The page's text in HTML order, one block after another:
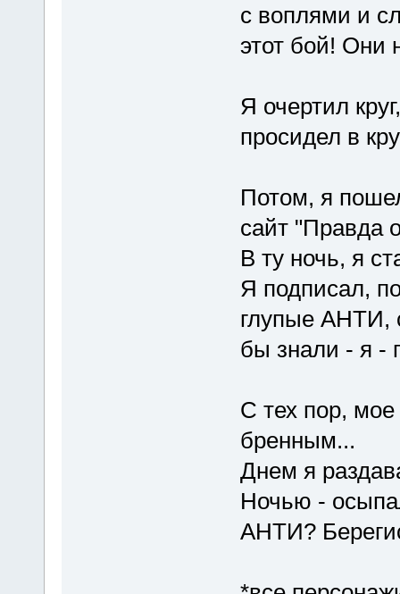
с воплями и
этот бой! Они
Я очертил
просидел в
Потом, я
сайт "Правда
В ту ночь, я
Я подписал,
глупые АНТИ,
бы знали - я -
С тех пор,
бренным...
Днем я
Ночью -
АНТИ?